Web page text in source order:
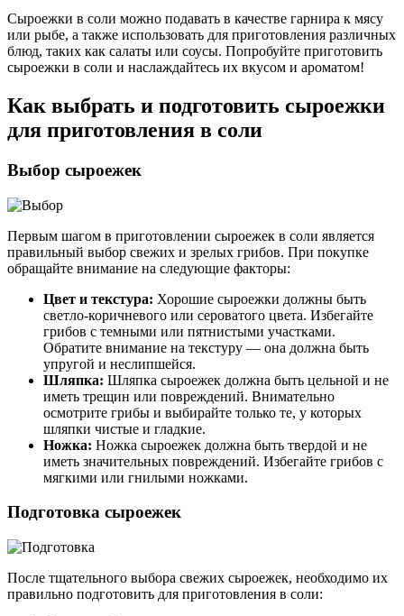
Сыроежки в соли можно подавать в качестве гарнира к мясу
или рыбе, а также использовать для приготовления различных
блюд, таких как салаты или соусы. Попробуйте приготовить
сыроежки в соли и наслаждайтесь их вкусом и ароматом!
Как выбрать и подготовить сыроежки
для приготовления в соли
Выбор сыроежек
Первым шагом в приготовлении сыроежек в соли является
правильный выбор свежих и зрелых грибов. При покупке
обращайте внимание на следующие факторы:
Цвет и текстура: Хорошие сыроежки должны быть
светло-коричневого или сероватого цвета. Избегайте
грибов с темными или пятнистыми участками.
Обратите внимание на текстуру — она должна быть
упругой и неслипшейся.
Шляпка: Шляпка сыроежек должна быть цельной и не
иметь трещин или повреждений. Внимательно
осмотрите грибы и выбирайте только те, у которых
шляпки чистые и гладкие.
Ножка: Ножка сыроежек должна быть твердой и не
иметь значительных повреждений. Избегайте грибов с
мягкими или гнилыми ножками.
Подготовка сыроежек
После тщательного выбора свежих сыроежек, необходимо их
правильно подготовить для приготовления в соли: